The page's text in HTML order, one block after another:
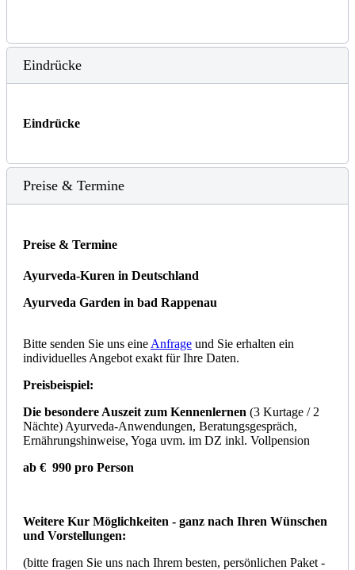
Eindrücke
Eindrücke
Preise & Termine
Preise & Termine
Ayurveda-Kuren in Deutschland
Ayurveda Garden in bad Rappenau
Bitte senden Sie uns eine Anfrage und Sie erhalten ein
individuelles Angebot exakt für Ihre Daten.
Preisbeispiel:
Die besondere Auszeit zum Kennenlernen (3 Kurtage / 2
Nächte) Ayurveda-Anwendungen, Beratungsgespräch,
Ernährungshinweise, Yoga uvm. im DZ inkl. Vollpension
ab € 990 pro Person
Weitere Kur Möglichkeiten - ganz nach Ihren Wünschen
und Vorstellungen:
(bitte fragen Sie uns nach Ihrem besten, persönlichen Paket -